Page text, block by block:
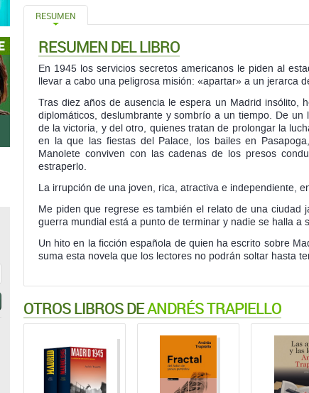
RESUMEN
RESUMEN DEL LIBRO
En 1945 los servicios secretos americanos le piden al
llevar a cabo una peligrosa misión: «apartar» a un jerarca
Tras diez años de ausencia le espera un Madrid insólito,
diplomáticos, deslumbrante y sombrío a un tiempo. De
de la victoria, y del otro, quienes tratan de prolongar la
en la que las fiestas del Palace, los bailes en
Manolete conviven con las cadenas de los presos
estraperlo.
La irrupción de una joven, rica, atractiva e independiente,
Me piden que regrese es también el relato de una
guerra mundial está a punto de terminar y nadie se halla a
Un hito en la ficción española de quien ha escrito sobre
suma esta novela que los lectores no podrán soltar hasta
OTROS LIBROS DEANDRÉS TRAPIELLO